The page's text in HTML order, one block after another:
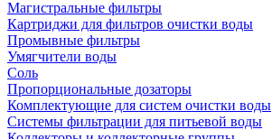
Магистральные фильтры
Картриджи для фильтров очистки воды
Промывные фильтры
Умягчители воды
Соль
Пропорциональные дозаторы
Комплектующие для систем очистки воды
Системы фильтрации для питьевой воды